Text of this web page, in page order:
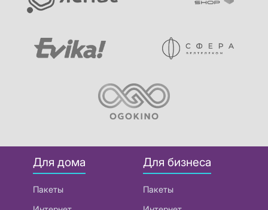
Для дома
Пакеты
Для бизнеса
Пакеты